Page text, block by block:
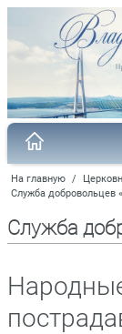
На главную /
Служба добровольцев
Служба